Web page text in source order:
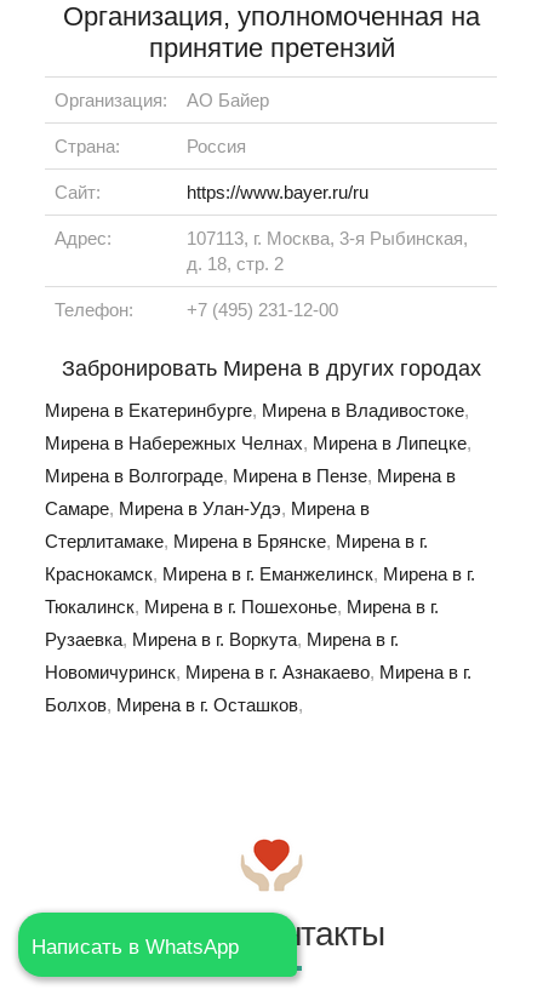
Организация, уполномоченная на
принятие претензий
Организация: АО Байер
Страна: Россия
Сайт: https://www.bayer.ru/ru
Адрес:
107113, г. Москва, 3-я Рыбинская,
д. 18, стр. 2
Телефон: +7 (495) 231-12-00
Забронировать Мирена в других городах
Мирена в Екатеринбурге, Мирена в Владивостоке,
Мирена в Набережных Челнах, Мирена в Липецке,
Мирена в Волгограде, Мирена в Пензе, Мирена в
Самаре, Мирена в Улан-Удэ, Мирена в
Стерлитамаке, Мирена в Брянске, Мирена в г.
Краснокамск, Мирена в г. Еманжелинск, Мирена в г.
Тюкалинск, Мирена в г. Пошехонье, Мирена в г.
Рузаевка, Мирена в г. Воркута, Мирена в г.
Новомичуринск, Мирена в г. Азнакаево, Мирена в г.
Болхов, Мирена в г. Осташков,
Написать в WhatsAppНаши контакты